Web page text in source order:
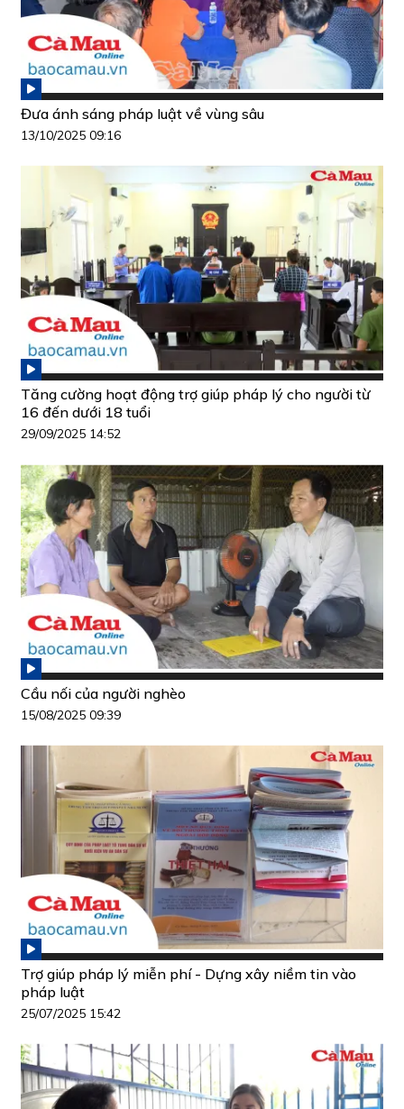
Đưa ánh sáng pháp luật về vùng sâu
13/10/2025 09:16
Tăng cường hoạt động trợ giúp pháp lý cho người từ
16 đến dưới 18 tuổi
29/09/2025 14:52
Cầu nối của người nghèo
15/08/2025 09:39
Trợ giúp pháp lý miễn phí - Dựng xây niềm tin vào
pháp luật
25/07/2025 15:42